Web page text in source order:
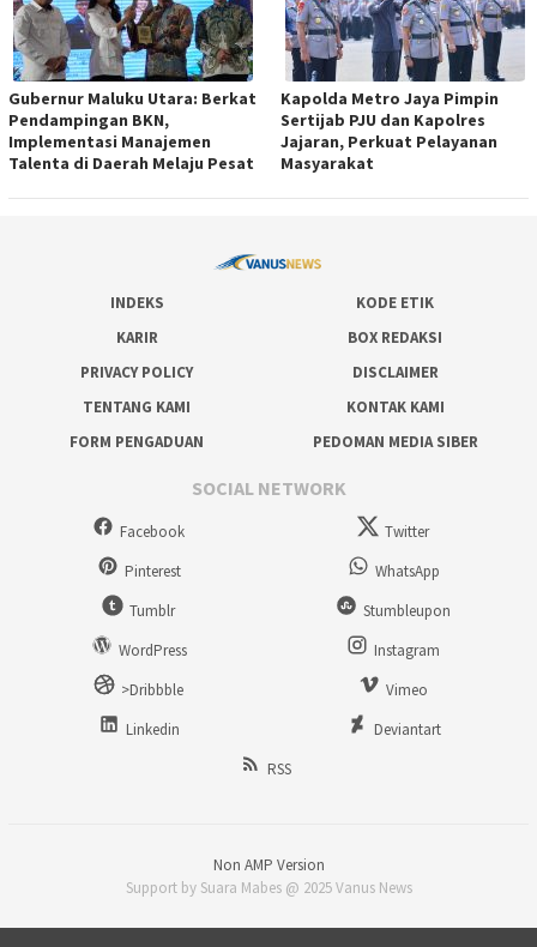
Gubernur Maluku Utara: Berkat
Pendampingan BKN,
Implementasi Manajemen
Talenta di Daerah Melaju Pesat
Kapolda Metro Jaya Pimpin
Sertijab PJU dan Kapolres
Jajaran, Perkuat Pelayanan
Masyarakat
INDEKS
KODE ETIK
KARIR
BOX REDAKSI
PRIVACY POLICY
DISCLAIMER
TENTANG KAMI
KONTAK KAMI
FORM PENGADUAN
PEDOMAN MEDIA SIBER
SOCIAL NETWORK
Facebook
Twitter
Pinterest
WhatsApp
Tumblr
Stumbleupon
WordPress
Instagram
>Dribbble
Vimeo
Linkedin
Deviantart
RSS
Non AMP Version
Support by Suara Mabes @ 2025 Vanus News